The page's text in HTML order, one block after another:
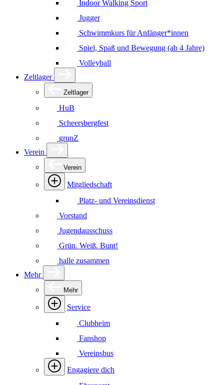
Indoor Walking Sport
Jugger
Schwimmkurs für Anfänger*innen
Spiel, Spaß und Bewegung (ab 4 Jahre)
Volleyball
Zeltlager
Zeltlager
HuB
Scheersbergfest
grunZ
Verein
Verein
Mitgliedschaft
Platz- und Vereinsdienst
Vorstand
Jugendausschuss
Grün. Weiß. Bunt!
halle zusammen
Mehr
Mehr
Service
Clubheim
Fanshop
Vereinsbus
Engagiere dich